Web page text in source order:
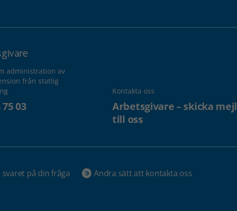
administration av
från statlig
03
Kontakta oss
Arbetsgivare – skicka mejl
till oss
på din fråga Andra sätt att kontakta oss